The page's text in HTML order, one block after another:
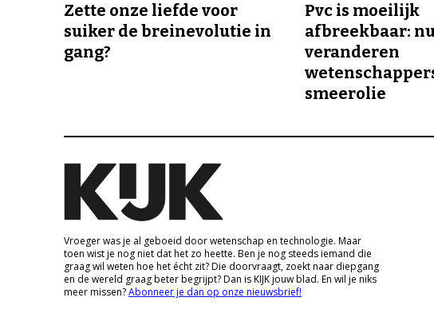
Zette onze liefde voor
suiker de breinevolutie in
gang?
Pvc is moeilijk
afbreekbaar:
veranderen
smeerolie
Vroeger was je al geboeid door wetenschap en technologie. Maar
toen wist je nog niet dat het zo heette. Ben je nog steeds iemand die
graag wil weten hoe het écht zit? Die doorvraagt, zoekt naar diepgang
en de wereld graag beter begrijpt? Dan is KIJK jouw blad. En wil je niks
meer missen?Abonneer je dan op onze nieuwsbrief!